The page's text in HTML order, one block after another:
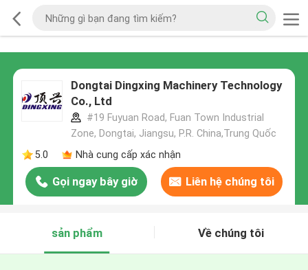
Dongtai Dingxing Machinery Technology
Co., Ltd
#19 Fuyuan Road, Fuan Town Industrial
Zone, Dongtai, Jiangsu, P.R. China,Trung Quốc
5.0
Nhà cung cấp xác nhận
Gọi ngay bây giờ Liên hệ chúng tôi
sản phẩm Về chúng tôi